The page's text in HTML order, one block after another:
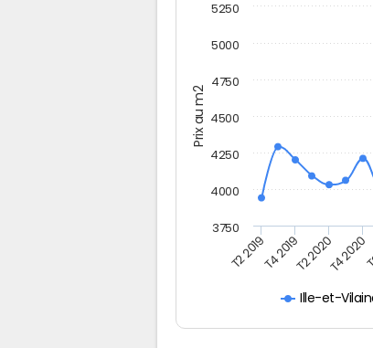
Prix au m2
Ille-et-
T2 2019T4 2019T2 2020T4 2020
3750
4000
4250
4500
4750
5000
5250